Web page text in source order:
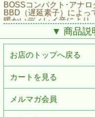
BOSSコンパクト･アナロ
BBD（遅延素子）によっ
暖かいディレイ音により
のプレイヤーを魅了し続
BOSSエンジニアの熟練
CRAFT DM-2Wとして現
フルアナログ回路によ
ィレイ音を完全再現。さ
応するカスタム･モード
とクリアーさを両立し
出すことが可能です。
▼ 商品説
お店のトップへ戻る
カートを見る
メルマガ会員